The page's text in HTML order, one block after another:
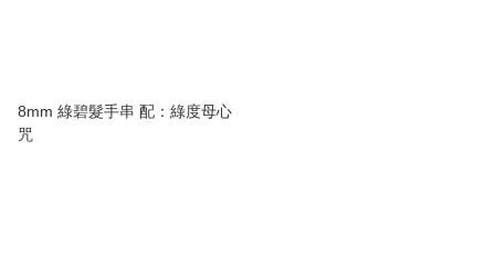
8mm 綠碧髮手串 配：綠度母心
咒